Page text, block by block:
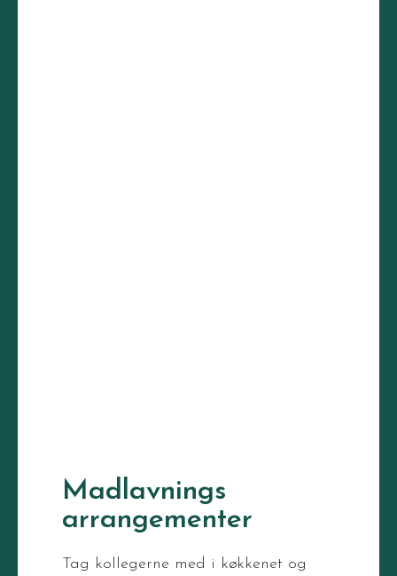
Madlavnings
arrangementer
Tag kollegerne med i køkkenet og